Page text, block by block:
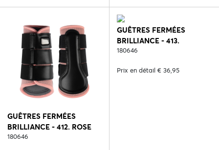
GUÊTRES FERMÉES
BRILLIANCE - 412. ROSE
QUARTZ
180646
GUÊTRES FERMÉES
BRILLIANCE - 413.
ANGELITE
180646
Prix en détail € 36,95